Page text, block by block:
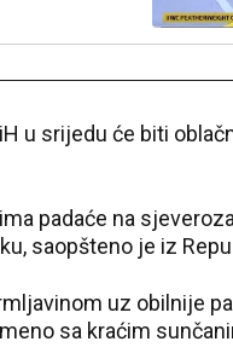
u srijedu će biti
padaće na
saopšteno je iz
uz obilnije
sa kraćim